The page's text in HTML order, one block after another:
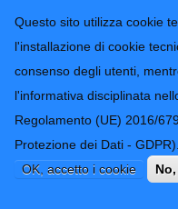
Questo sito utilizza cookie
l'installazione di cookie
consenso degli utenti,
l'informativa disciplinata
Regolamento (UE) 2016/
Protezione dei Dati - GDPR).
OK, accetto i cookie
Provincia
Imperia
Form di ricerca
Lavori di
dell'immobile